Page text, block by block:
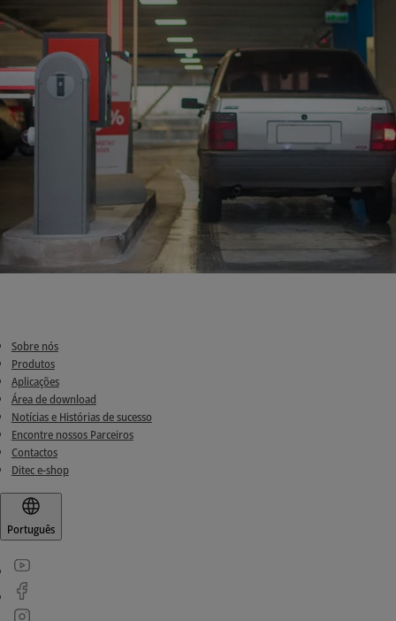
Sobre nós
Produtos
Aplicações
Área de download
Notícias e Histórias de sucesso
Encontre nossos Parceiros
Contactos
Ditec e-shop
Português